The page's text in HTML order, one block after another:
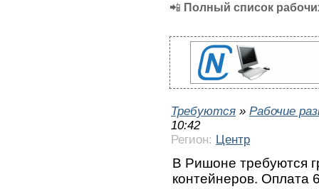
📲 Полный список
Требуются » Рабочие
10:42
Регион: Центр
В Ришоне требуются
контейнеров. Оплата